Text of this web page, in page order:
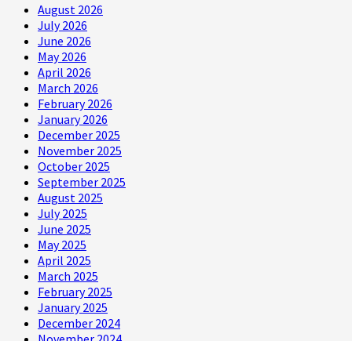
August 2026
July 2026
June 2026
May 2026
April 2026
March 2026
February 2026
January 2026
December 2025
November 2025
October 2025
September 2025
August 2025
July 2025
June 2025
May 2025
April 2025
March 2025
February 2025
January 2025
December 2024